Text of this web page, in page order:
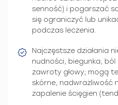
senność) i pogarszać
się ograniczyć lub
podczas leczenia.
Najczęstsze działania
nudności, biegunka, ból
zawroty głowy; mogą
skórne, nadwrażliwość
zapalenie ścięgien